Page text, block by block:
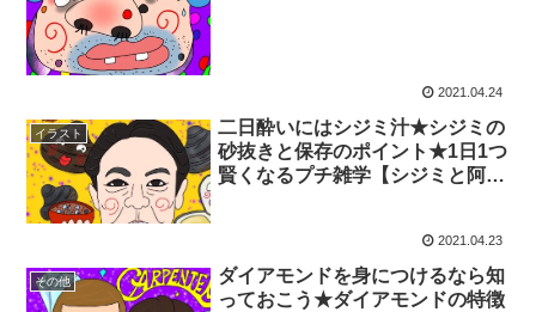
2021.04.24
イラスト
二日酔いにはシジミ汁★シジミの
砂抜きと保存のポイント★1日1つ
賢くなるプチ雑学【シジミと阿部
2021.04.23
その他
ダイアモンドを身につけるなら知
っておこう★ダイアモンドの特徴